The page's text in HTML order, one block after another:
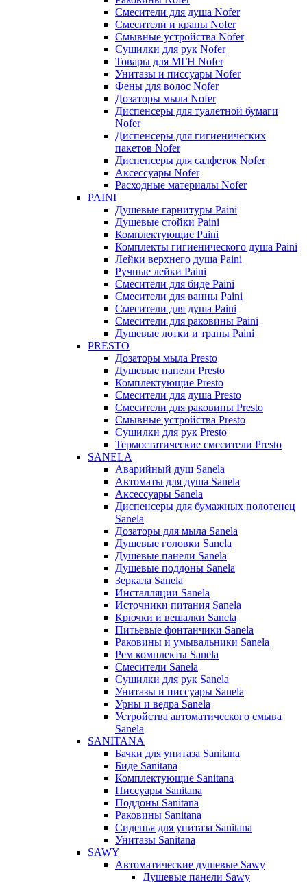
Смесители для душа Nofer
Смесители и краны Nofer
Смывные устройства Nofer
Сушилки для рук Nofer
Товары для МГН Nofer
Унитазы и писсуары Nofer
Фены для волос Nofer
Дозаторы мыла Nofer
Диспенсеры для туалетной бумаги
Nofer
Диспенсеры для гигиенических
пакетов Nofer
Диспенсеры для салфеток Nofer
Аксессуары Nofer
Расходные материалы Nofer
PAINI
Душевые гарнитуры Paini
Душевые стойки Paini
Комплектующие Paini
Комплекты гигиенического душа Paini
Лейки верхнего душа Paini
Ручные лейки Paini
Смесители для биде Paini
Смесители для ванны Paini
Смесители для душа Paini
Смесители для раковины Paini
Душевые лотки и трапы Paini
PRESTO
Дозаторы мыла Presto
Душевые панели Presto
Комплектующие Presto
Смесители для душа Presto
Смесители для раковины Presto
Смывные устройства Presto
Сушилки для рук Presto
Термостатические смесители Presto
SANELA
Аварийный душ Sanela
Автоматы для душа Sanela
Аксессуары Sanela
Диспенсеры для бумажных полотенец
Sanela
Дозаторы для мыла Sanela
Душевые головки Sanela
Душевые панели Sanela
Душевые поддоны Sanela
Зеркала Sanela
Инсталляции Sanela
Источники питания Sanela
Крючки и вешалки Sanela
Питьевые фонтанчики Sanela
Раковины и умывальники Sanela
Рем комплекты Sanela
Смесители Sanela
Сушилки для рук Sanela
Унитазы и писсуары Sanela
Урны и ведра Sanela
Устройства автоматического смыва
Sanela
SANITANA
Бачки для унитаза Sanitana
Биде Sanitana
Комплектующие Sanitana
Писсуары Sanitana
Поддоны Sanitana
Раковины Sanitana
Сиденья для унитаза Sanitana
Унитазы Sanitana
SAWY
Автоматические душевые Sawy
Душевые панели Sawy